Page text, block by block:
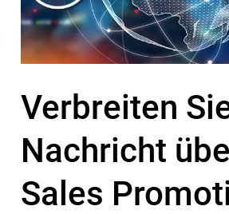
Verbreiten
Nachricht
Sales